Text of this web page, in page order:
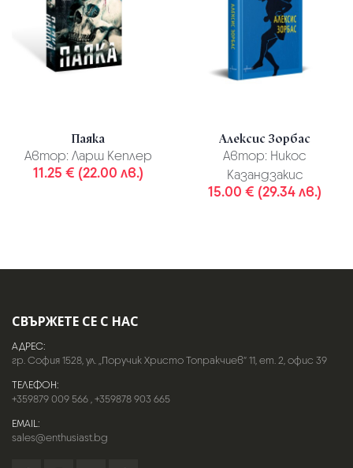
Паяка
Автор: Ларш Кеплер
11.25 € (22.00 лв.)
Алексис Зорбас
Автор: Никос
Казандзакис
15.00 € (29.34 лв.)
СВЪРЖЕТЕ СЕ С НАС
АДРЕС:
гр. София 1528, ул. „Поручик Христо Топракчиев“ 11, ет. 2, офис 39
ТЕЛЕФОН:
+359879 009 566,+359878 903 665
EMAIL:
sales@enthusiast.bg